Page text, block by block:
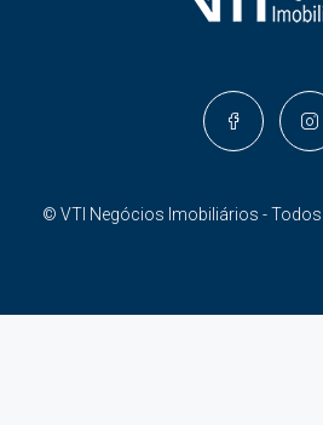
© VTI Negócios Imobiliários -